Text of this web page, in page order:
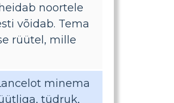
noortele
võidab. Tema
rüütel, mille
minema
tüdruk,